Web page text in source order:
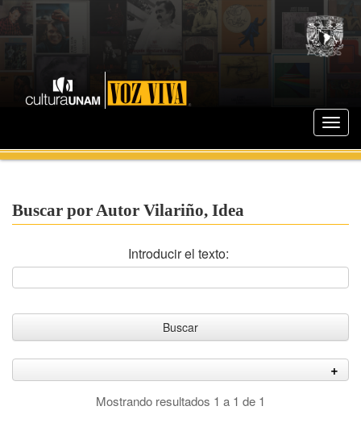
Buscar por Autor Vilariño, Idea
Introducir el texto:
Mostrando resultados 1 a 1 de 1